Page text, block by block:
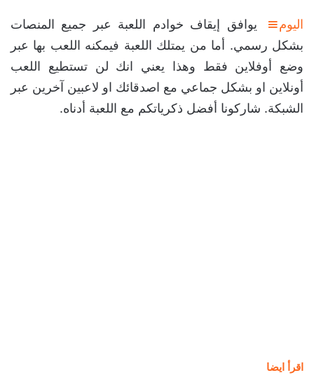
اليوم
يوافق إيقاف خوادم اللعبة عبر جميع المنصات
بشكل رسمي. أما من يمتلك اللعبة فيمكنه اللعب بها عبر
وضع أوفلاين فقط وهذا يعني انك لن تستطيع اللعب
أونلاين او بشكل جماعي مع اصدقائك او لاعبين آخرين عبر
الشبكة. شاركونا أفضل ذكرياتكم مع اللعبة أدناه.
اقرأ ايضا